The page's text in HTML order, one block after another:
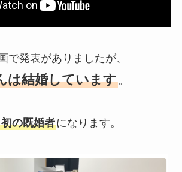
で発表がありましたが、
は結婚しています。
の既婚者になります。